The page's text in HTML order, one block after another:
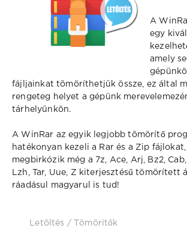
A
egy
amely
fájljainkat tömöríthetjük össze, ez által
rengeteg helyet a gépünk
tárhelyünkön.
A WinRar az egyik legjobb tömörítő
hatékonyan kezeli a Rar és a Zip fájlokat,
megbirkózik még a 7z, Ace, Arj, Bz2, Cab,
Lzh, Tar, Uue, Z kiterjesztésű tömörített
ráadásul magyarul is tud!
Letöltés / Tömörítők